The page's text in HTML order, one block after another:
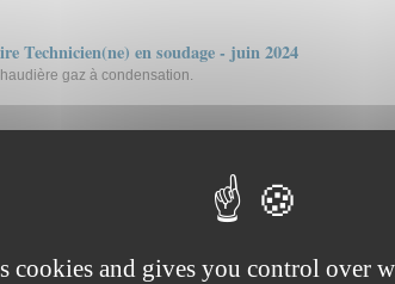
Technicien(ne) en soudage - juin 2024
gaz à condensation.
Technicien(ne) en soudage - juin 2023
de protection incendie autonome.
cookies and gives you control over